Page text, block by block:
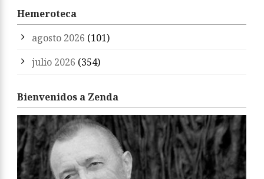
Hemeroteca
agosto 2026 (101)
julio 2026 (354)
Bienvenidos a Zenda